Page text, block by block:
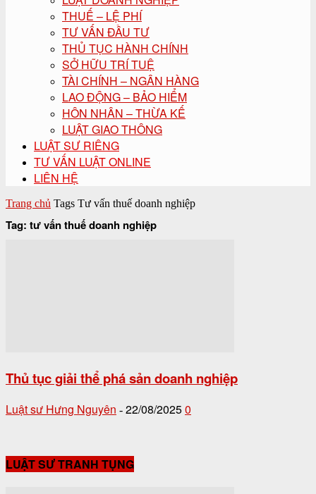
THUẾ – LỆ PHÍ
TƯ VẤN ĐẦU TƯ
THỦ TỤC HÀNH CHÍNH
SỞ HỮU TRÍ TUỆ
TÀI CHÍNH – NGÂN HÀNG
LAO ĐỘNG – BẢO HIỂM
HÔN NHÂN – THỪA KẾ
LUẬT GIAO THÔNG
LUẬT SƯ RIÊNG
TƯ VẤN LUẬT ONLINE
LIÊN HỆ
Trang chủ Tags Tư vấn thuế doanh nghiệp
Tag: tư vấn thuế doanh nghiệp
Thủ tục giải thể phá sản doanh nghiệp
Luật sư Hưng Nguyên - 22/08/20250
LUẬT SƯ TRANH TỤNG